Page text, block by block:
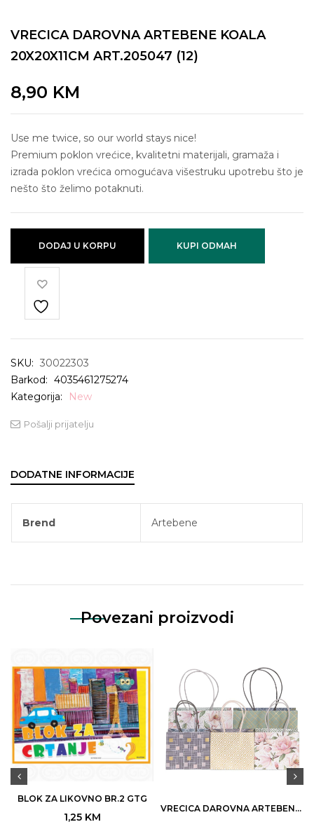
VRECICA DAROVNA ARTEBENE KOALA
20X20X11CM ART.205047 (12)
8,90 KM
Use me twice, so our world stays nice!
Premium poklon vrećice, kvalitetni materijali, gramaža i
izrada poklon vrećica omogućava višestruku upotrebu što je
nešto što želimo potaknuti.
DODAJ U KORPU KUPI ODMAH
SKU: 30022303
Barkod: 4035461275274
Kategorija:
New
Pošalji prijatelju
DODATNE INFORMACIJE
Brend Artebene
Povezani proizvodi
BLOK ZA LIKOVNO BR.2 GTG
1,25 KM
VRECICA DAROVNA ARTEBENE SORTO DEZENI MINI ART.204571 (30) D